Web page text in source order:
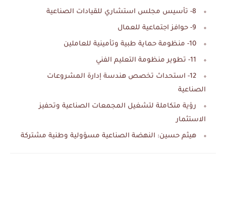
8- تأسيس مجلس استشاري للقيادات الصناعية
9- حوافز اجتماعية للعمال
10- منظومة حماية طبية وتأمينية للعاملين
11- تطوير منظومة التعليم الفني
12- استحداث تخصص هندسة إدارة المشروعات
الصناعية
رؤية متكاملة لتشغيل المجمعات الصناعية وتحفيز
الاستثمار
هيثم حسين: النهضة الصناعية مسؤولية وطنية مشتركة